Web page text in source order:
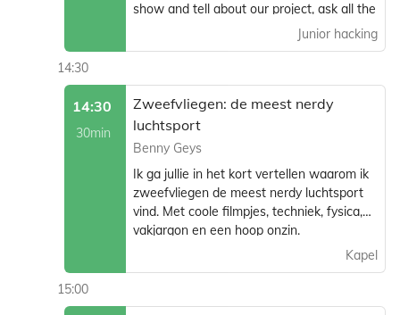
show and tell about our project, ask all the
questions you want or just enjoy theJunior hacking
14:30
14:30
30min
Zweefvliegen: de meest nerdy
luchtsport
Benny Geys
Ik ga jullie in het kort vertellen waarom ik
zweefvliegen de meest nerdy luchtsport
vind. Met coole filmpjes, techniek, fysica,
vakjargon en een hoop onzin.
Kapel
15:00